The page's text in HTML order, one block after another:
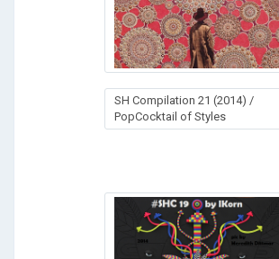
SH Compilation 21 (2014) /
PopCocktail of Styles